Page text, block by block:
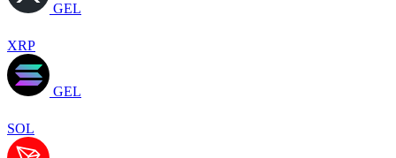
GEL
XRP
GEL
SOL